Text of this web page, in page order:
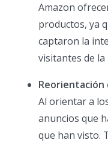
Amazon
productos, ya
captaron la
visitantes de la
Reorientación
Al orientar a
anuncios que
que han visto.